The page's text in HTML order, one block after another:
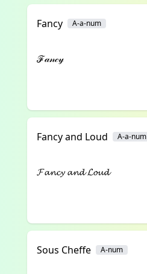
Fancy A-a-num
ℱ𝒶𝓃𝒸𝓎
Fancy and Loud A-a-num
𝓕𝓪𝓷𝓬𝔂 𝓪𝓷𝓭 𝓛𝓸𝓾𝓭
Sous Cheffe A-num